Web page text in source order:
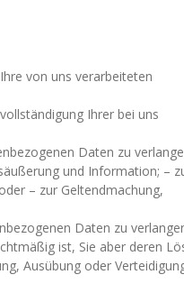
von uns verarbeiteten
Ihrer bei uns
Daten zu
und Information; –
– zur Geltendmachung,
Daten zu
ist, Sie aber deren
Ausübung oder